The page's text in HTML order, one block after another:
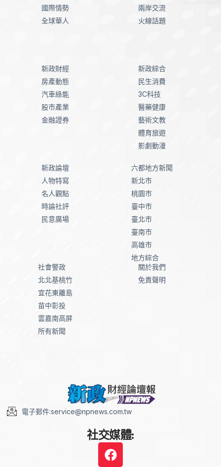
國際情勢
全球華人
兩岸交流
火線話題
新政財經
房產動態
汽車綠能
股市產業
金融證券
新政綜合
民生消費
3C科技
醫藥健康
藝術文教
體育旅遊
影劇動漫
新政論壇
人物特寫
名人觀點
時論社評
民意廣場
六都地方新聞
新北市
桃園市
臺中市
臺北市
臺南市
高雄市
地方綜合
社會警政
北北基桃竹
宜花東離島
苗中彰投
雲嘉南高屏
所有新聞
關於我們
免責聲明
電子郵件:service@npnews.com.tw
社交媒體: